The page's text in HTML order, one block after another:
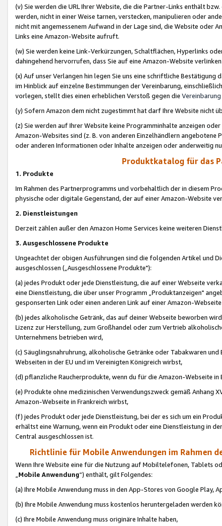
(v) Sie werden die URL Ihrer Website, die die Partner-Links enthält
werden, nicht in einer Weise tarnen, verstecken, manipulieren oder
nicht mit angemessenem Aufwand in der Lage sind, die Website oder
Links eine Amazon-Website aufruft.
(w) Sie werden keine Link-Verkürzungen, Schaltflächen, Hyperlinks
dahingehend hervorrufen, dass Sie auf eine Amazon-Website
(x) Auf unser Verlangen hin legen Sie uns eine schriftliche
im Hinblick auf einzelne Bestimmungen der Vereinbarung,
vorlegen, stellt dies einen erheblichen Verstoß gegen die Vereinbarung
(y) Sofern Amazon dem nicht zugestimmt hat darf Ihre Website nicht
(z) Sie werden auf Ihrer Website keine Programminhalte anzeigen
Amazon-Websites sind (z. B. von anderen Einzelhändlern
oder anderen Informationen oder Inhalte anzeigen oder anderweitig
Produktkatalog für das
1. Produkte
Im Rahmen des Partnerprogramms und vorbehaltlich der in diesem
physische oder digitale Gegenstand, der auf einer Amazon-Website
2. Dienstleistungen
Derzeit zählen außer den Amazon Home Services keine weiteren
3. Ausgeschlossene Produkte
Ungeachtet der obigen Ausführungen sind die folgenden Artikel und
ausgeschlossen („Ausgeschlossene Produkte"):
(a) jedes Produkt oder jede Dienstleistung, die auf einer Webseite
eine Dienstleistung, die über unser Programm „Produktanzeigen"
gesponserten Link oder einen anderen Link auf einer Amazon-
(b) jedes alkoholische Getränk, das auf deiner Webseite beworben
Lizenz zur Herstellung, zum Großhandel oder zum Vertrieb
Unternehmens betrieben wird,
(c) Säuglingsnahruhrung, alkoholische Getränke oder Tabakwaren
Webseiten in der EU und im Vereinigten Königreich wirbst,
(d) pflanzliche Raucherprodukte, wenn du für die Amazon-Webseite in
(e) Produkte ohne medizinischen Verwendungszweck gemäß Anhang
Amazon-Webseite in Frankreich wirbst,
(f) jedes Produkt oder jede Dienstleistung, bei der es sich um ein
erhältst eine Warnung, wenn ein Produkt oder eine Dienstleistung in
Central ausgeschlossen ist.
Richtlinie für Mobile Anwendungen im Rahmen
Wenn Ihre Website eine für die Nutzung auf Mobiltelefonen, Tablets
„Mobile Anwendung“) enthält, gilt Folgendes:
(a) Ihre Mobile Anwendung muss in den App-Stores von Google Play,
(b) Ihre Mobile Anwendung muss kostenlos heruntergeladen werden
(c) Ihre Mobile Anwendung muss originäre Inhalte haben,